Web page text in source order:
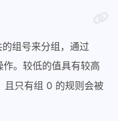
组号来分组，通过
。较低的值具有较高
且只有组 0 的规则会被